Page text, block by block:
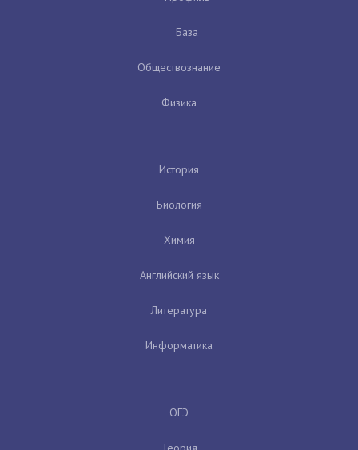
База
Обществознание
Физика
История
Биология
Химия
Английский язык
Литература
Информатика
ОГЭ